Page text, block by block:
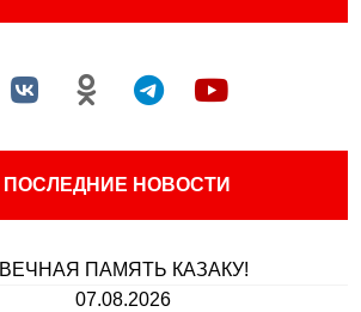
ПОСЛЕДНИЕ НОВОСТИ
ВЕЧНАЯ ПАМЯТЬ КАЗАКУ!
07.08.2026